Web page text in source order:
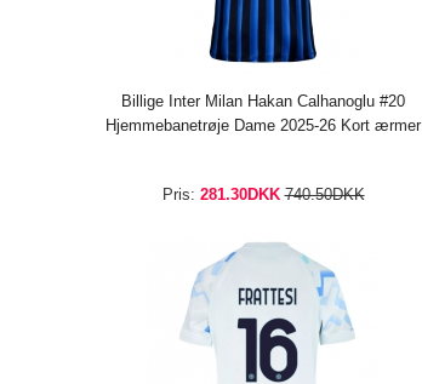
Billige Inter Milan Hakan Calhanoglu #20
Hjemmebanetrøje Dame 2025-26 Kort ærmer
Pris: 281.30DKK 740.50DKK